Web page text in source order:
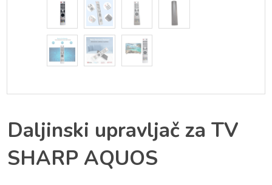
Daljinski upravljač za TV
SHARP AQUOS